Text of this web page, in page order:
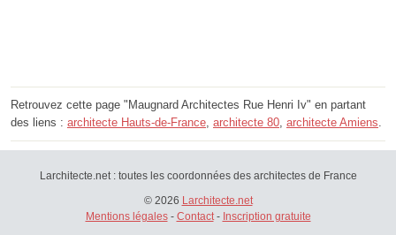
Retrouvez cette page "Maugnard Architectes Rue Henri Iv" en partant
des liens : architecte Hauts-de-France architecte 80 architecte Amiens
Larchitecte.net : toutes les coordonnées des architectes de France
© 2026 Larchitecte.net
Mentions légales- Contact- Inscription gratuite